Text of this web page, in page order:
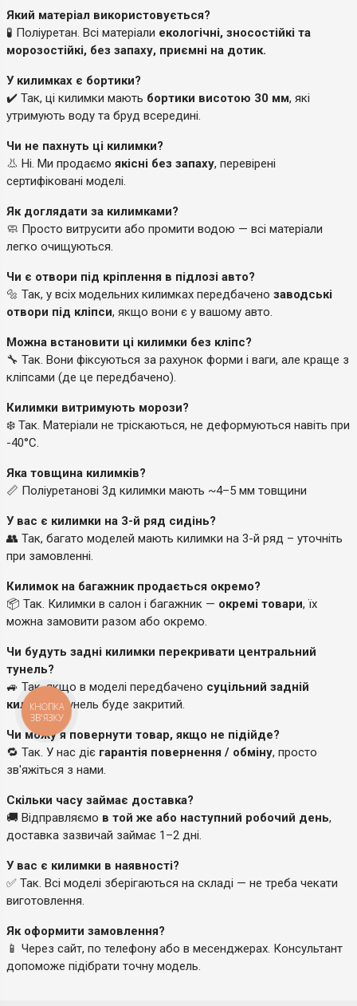
Який матеріал використовується?
🧪 Поліуретан. Всі матеріали екологічні, зносостійкі та
морозостійкі, без запаху, приємні на дотик.
У килимках є бортики?
✔️ Так, ці килимки мають бортики висотою 30 мм, які
утримують воду та бруд всередині.
Чи не пахнуть ці килимки?
👃 Ні. Ми продаємо якісні без запаху, перевірені
сертифіковані моделі.
Як доглядати за килимками?
🧼 Просто витрусити або промити водою — всі матеріали
легко очищуються.
Чи є отвори під кріплення в підлозі авто?
🔩 Так, у всіх модельних килимках передбачено заводські
отвори під кліпси, якщо вони є у вашому авто.
Можна встановити ці килимки без кліпс?
🔧 Так. Вони фіксуються за рахунок форми і ваги, але краще з
кліпсами (де це передбачено).
Килимки витримують морози?
❄️ Так. Матеріали не тріскаються, не деформуються навіть при
-40°C.
Яка товщина килимків?
📏 Поліуретанові 3д килимки мають ~4–5 мм товщини
У вас є килимки на 3-й ряд сидінь?
👥 Так, багато моделей мають килимки на 3-й ряд – уточніть
при замовленні.
Килимок на багажник продається окремо?
📦 Так. Килимки в салон і багажник — окремі товари, їх
можна замовити разом або окремо.
Чи будуть задні килимки перекривати центральний
тунель?
🚙 Так, якщо в моделі передбачено суцільний задній
килимок, тунель буде закритий.
Чи можу я повернути товар, якщо не підійде?
🔁 Так. У нас діє гарантія повернення / обміну, просто
зв'яжіться з нами.
Скільки часу займає доставка?
🚚 Відправляємо в той же або наступний робочий день,
доставка зазвичай займає 1–2 дні.
У вас є килимки в наявності?
✅ Так. Всі моделі зберігаються на складі — не треба чекати
виготовлення.
Як оформити замовлення?
📱 Через сайт, по телефону або в месенджерах. Консультант
допоможе підібрати точну модель.
КНОПКА
ЗВ'ЯЗКУ